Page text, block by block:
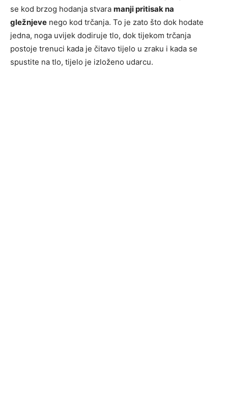
se kod brzog hodanja stvara manji pritisak na
gležnjeve nego kod trčanja. To je zato što dok hodate
jedna, noga uvijek dodiruje tlo, dok tijekom trčanja
postoje trenuci kada je čitavo tijelo u zraku i kada se
spustite na tlo, tijelo je izloženo udarcu.